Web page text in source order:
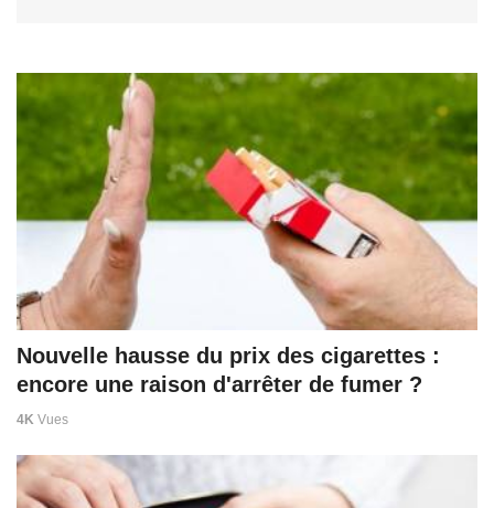
Nouvelle hausse du prix des cigarettes :
encore une raison d'arrêter de fumer ?
4K Vues